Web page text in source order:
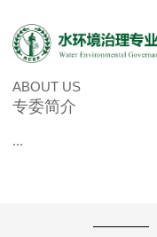
ABOUT US
专委简介
...